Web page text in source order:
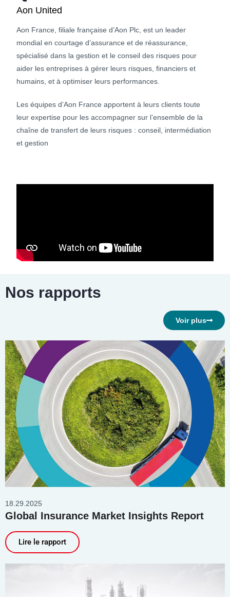
Aon United
Aon France, filiale française d’Aon Plc, est un leader
mondial en courtage d’assurance et de réassurance,
spécialisé dans la gestion et le conseil des risques pour
aider les entreprises à gérer leurs risques, financiers et
humains, et à optimiser leurs performances.
Les équipes d’Aon France apportent à leurs clients toute
leur expertise pour les accompagner sur l’ensemble de la
chaîne de transfert de leurs risques : conseil, intermédiation
et gestion
Nos rapports
Voir plus
18.29.2025
Global Insurance Market Insights Report
Lire le rapport